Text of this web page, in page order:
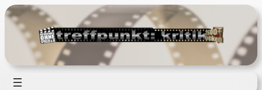
Zum
Inhalt
springen